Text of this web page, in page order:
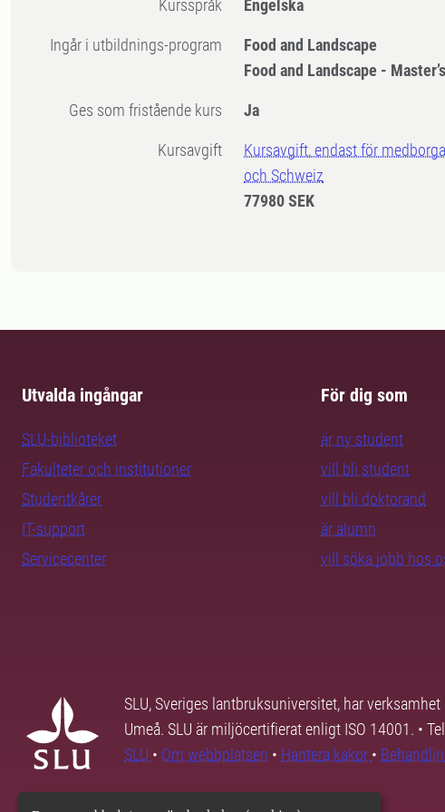
Kursspråk Engelska
Ingår i utbildnings-program
Food and Landscape
Food and Landscape -
Ges som fristående kurs Ja
Kursavgift
Kursavgift, endast för
och Schweiz
77980 SEK
Utvalda ingångar
SLU-biblioteket
Fakulteter och institutioner
Studentkårer
IT-support
Servicecenter
För dig som
är ny student
vill bli student
vill bli doktorand
är alumn
vill söka jobb hos
SLU, Sveriges lantbruksuniversitet, har
Umeå. SLU är miljöcertifierat enligt ISO 14001. •
SLU • Om webbplatsen • Hantera kakor •